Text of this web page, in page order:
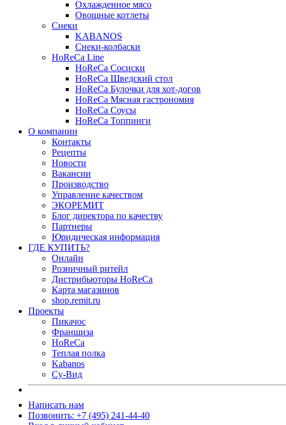
Охлажденное мясо
Овощные котлеты
Снеки
KABANOS
Снеки-колбаски
HoReCa Line
HoReCa Сосиски
HoReCa Шведский стол
HoReCa Булочки для хот-догов
HoReCa Мясная гастрономия
HoReCa Соусы
HoReCa Топпинги
О компании
Контакты
Рецепты
Новости
Вакансии
Производство
Управление качеством
ЭКОРЕМИТ
Блог директора по качеству
Партнеры
Юридическая информация
ГДЕ КУПИТЬ?
Онлайн
Розничный ритейл
Дистрибьюторы HoReCa
Карта магазинов
shop.remit.ru
Проекты
Пикачос
Франшиза
HoReCa
Теплая полка
Kabanos
Су-Вид
Написать нам
Позвонить: +7 (495) 241-44-40